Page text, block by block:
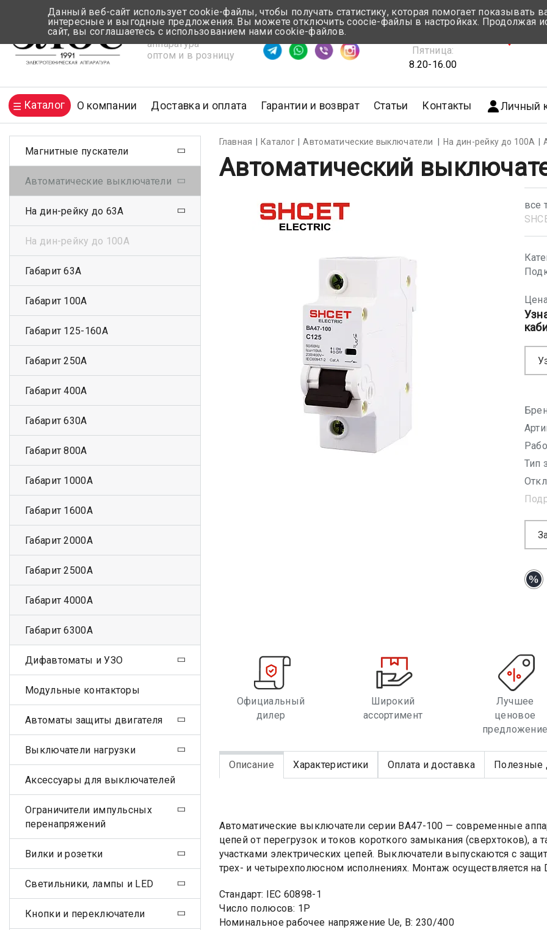
Электротехническая
аппаратура
оптом и в розницу
Время ответа ≈ 5 мин
Понедельник-Четверг:
Пятница:
8.20-16.00
Каталог О компании Доставка и оплата Гарантии и возврат Статьи Контакты Личный
Главная Каталог Автоматические выключатели На дин-рейку до 100А
Автоматический
все
Тип
Официальный
дилер
Широкий
ассортимент
Лучшее
ценовое
Описание Характеристики Оплата и доставка Полезные
Автоматические выключатели серии ВА47-100 — современные
цепей от перегрузок и токов короткого замыкания (сверхтоков),
участками электрических цепей. Выключатели выпускаются с
трех- и четырехполюсном исполнениях. Монтаж осуществляется на
Стандарт: IEC 60898-1
Число полюсов: 1Р
Номинальное рабочее напряжение Ue, B: 230/400
Магнитные пускатели
Автоматические выключатели
На дин-рейку до 63А
На дин-рейку до 100А
Габарит 63А
Габарит 100А
Габарит 125-160А
Габарит 250А
Габарит 400А
Габарит 630А
Габарит 800А
Габарит 1000А
Габарит 1600А
Габарит 2000А
Габарит 2500А
Габарит 4000А
Габарит 6300А
Дифавтоматы и УЗО
Модульные контакторы
Автоматы защиты двигателя
Выключатели нагрузки
Аксессуары для выключателей
Ограничители импульсных
перенапряжений
Вилки и розетки
Светильники, лампы и LED
Кнопки и переключатели
Данный веб-сайт использует cookie-файлы, чтобы получать статистику, которая помогает показывать
интересные и выгодные предложения. Вы можете отключить coocie-файлы в настройках. Продолжая
сайт, вы соглашаетесь с использованием нами cookie-файлов.